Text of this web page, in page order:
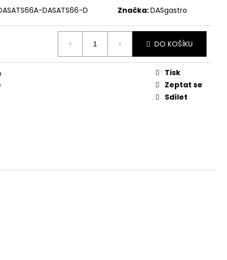
DASATS66-D Značka:DASgastro
DO KOŠÍKU
Tisk
Zeptat se
Sdílet